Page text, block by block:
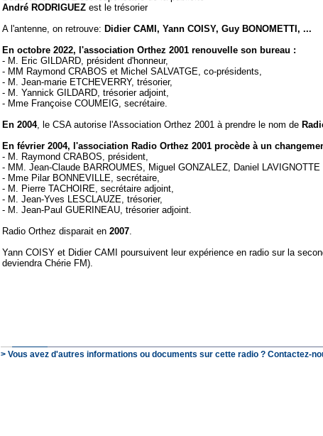
André RODRIGUEZ est le trésorier
A l'antenne, on retrouve: Didier CAMI, Yann COISY, Guy BONOMETTI, ...
En octobre 2022, l'association Orthez 2001 renouvelle son bureau :
- M. Eric GILDARD, président d'honneur,
- MM Raymond CRABOS et Michel SALVATGE, co-présidents,
- M. Jean-marie ETCHEVERRY, trésorier,
- M. Yannick GILDARD, trésorier adjoint,
- Mme Françoise COUMEIG, secrétaire.
En 2004, le CSA autorise l'Association Orthez 2001 à prendre le nom de
En février 2004, l'association Radio Orthez 2001 procède à un
- M. Raymond CRABOS, président,
- MM. Jean-Claude BARROUMES, Miguel GONZALEZ, Daniel
- Mme Pilar BONNEVILLE, secrétaire,
- M. Pierre TACHOIRE, secrétaire adjoint,
- M. Jean-Yves LESCLAUZE, trésorier,
- M. Jean-Paul GUERINEAU, trésorier adjoint.
Radio Orthez disparait en 2007.
Yann COISY et Didier CAMI poursuivent leur expérience en radio sur la
deviendra Chérie FM).
> Vous avez d'autres informations ou documents sur cette radio ? Contactez-